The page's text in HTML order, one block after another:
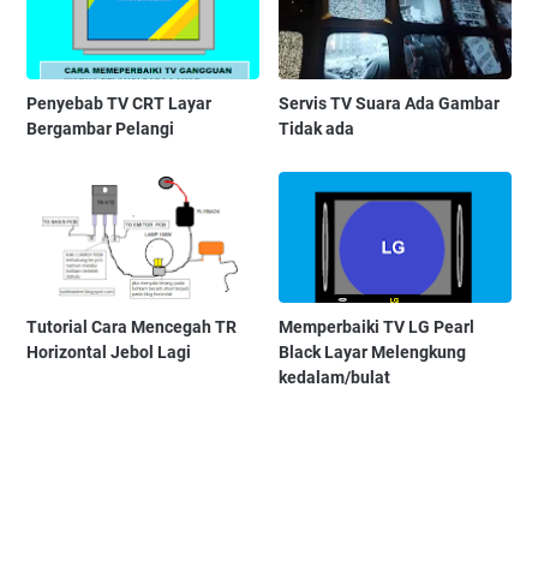
Penyebab TV CRT Layar
Bergambar Pelangi
Servis TV Suara Ada Gambar
Tidak ada
Tutorial Cara Mencegah TR
Horizontal Jebol Lagi
Memperbaiki TV LG Pearl
Black Layar Melengkung
kedalam/bulat